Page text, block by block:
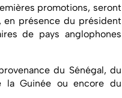
promotions, seront
en présence du président
de pays anglophones
du Sénégal, du
Guinée ou encore du